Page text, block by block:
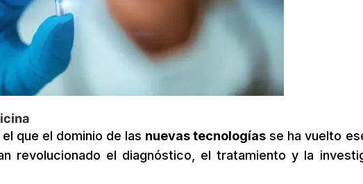
que el dominio de las nuevas tecnologías se ha vuelto
revolucionado el diagnóstico, el tratamiento y la